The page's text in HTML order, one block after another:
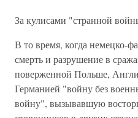
За кулисами "странной
В то время, когда немецко-
смерть и разрушение в
поверженной Польше,
Германией "войну без
войну", вызывавшую